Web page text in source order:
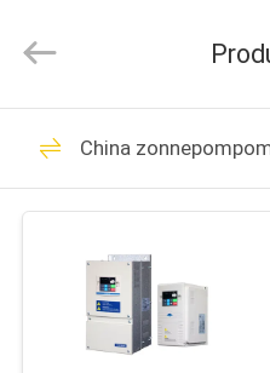
THUIS
PRODUCTEN
Electrical
Appliances
All
Reserved.
De
China